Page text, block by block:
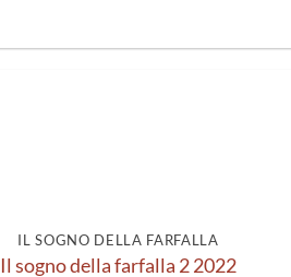
IL SOGNO DELLA FARFALLA
Il sogno della farfalla 2 2022